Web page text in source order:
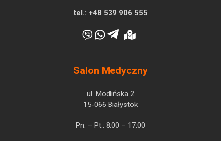
tel.: +48 539 906 555
Salon Medyczny
ul. Modlińska 2
15-066 Białystok
Pn. – Pt.: 8:00 – 17:00